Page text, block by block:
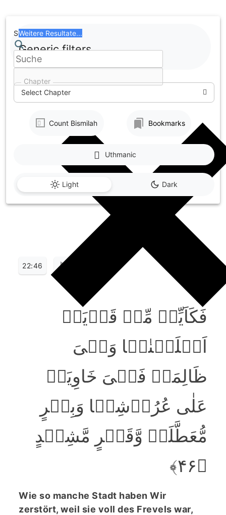
to
content
Chapter
Select Chapter
Search
Weitere Resultate...
Generic filters
Count Bismilah Bookmarks
Light Dark
Uthmanic
22:46
فَکَاَیِّنۡ مِّنۡ قَرۡیَۃٍ
اَہۡلَکۡنٰہَا وَہِیَ
ظَالِمَۃٌ فَہِیَ خَاوِیَۃٌ
عَلٰی عُرُوۡشِہَا وَبِئۡرٍ
مُّعَطَّلَۃٍ وَّقَصۡرٍ مَّشِیۡدٍ
﴿۴۶﴾
Wie so manche Stadt haben Wir
zerstört, weil sie voll des Frevels war,